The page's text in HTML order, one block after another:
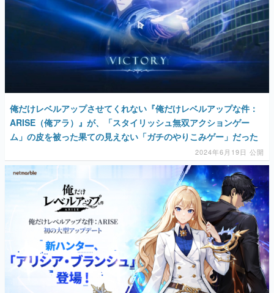
俺だけレベルアップさせてくれない『俺だけレベルアップな件：
ARISE（俺アラ）』が、「スタイリッシュ無双アクションゲー
ム」の皮を被った果ての見えない「ガチのやりこみゲー」だった
2024年6月19日 公開